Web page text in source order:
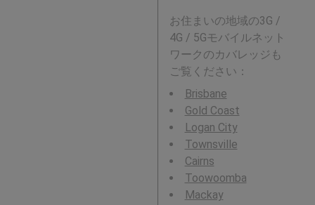
お住まいの地域の3G /
4G / 5Gモバイルネット
ワークのカバレッジも
ご覧ください：
Brisbane
Gold Coast
Logan City
Townsville
Cairns
Toowoomba
Mackay